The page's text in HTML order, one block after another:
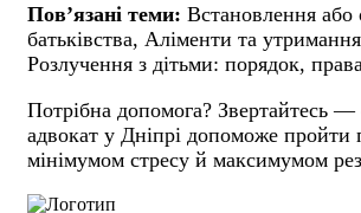
Пов’язані теми: Встановлення
батьківства, Аліменти та
Розлучення з дітьми: порядок,
Потрібна допомога? Звертайтесь —
адвокат у Дніпрі допоможе пройти
мінімумом стресу й максимумом